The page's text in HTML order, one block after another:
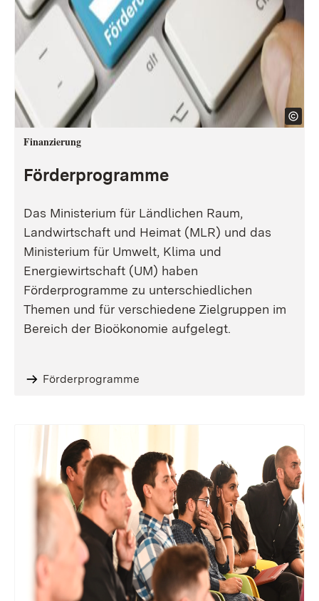
Finanzierung
Förderprogramme
Das Ministerium für Ländlichen Raum,
Landwirtschaft und Heimat (MLR) und das
Ministerium für Umwelt, Klima und
Energiewirtschaft (UM) haben
Förderprogramme zu unterschiedlichen
Themen und für verschiedene Zielgruppen im
Bereich der Bioökonomie aufgelegt.
Förderprogramme